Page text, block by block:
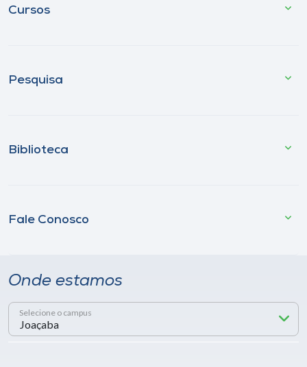
Cursos
Pesquisa
Biblioteca
Fale Conosco
Onde estamos
Selecione o campus